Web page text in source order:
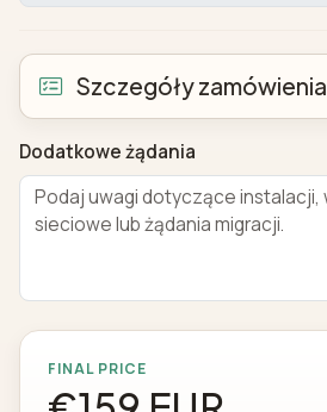
Szczegóły zamówienia
Dodatkowe żądania
FINAL PRICE